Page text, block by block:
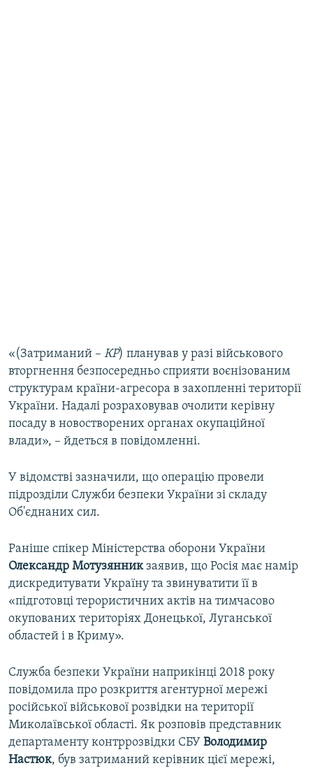
«(Затриманий – КР) планував у разі військового
вторгнення безпосередньо сприяти воєнізованим
структурам країни-агресора в захопленні території
України. Надалі розраховував очолити керівну
посаду в новостворених органах окупаційної
влади», – йдеться в повідомленні.
У відомстві зазначили, що операцію провели
підрозділи Служби безпеки України зі складу
Об'єднаних сил.
Раніше спікер Міністерства оборони України
Олександр Мотузянникзаявив, що Росія має намір
дискредитувати Україну та звинуватити її в
«підготовці терористичних актів на тимчасово
окупованих територіях Донецької, Луганської
областей і в Криму».
Служба безпеки України наприкінці 2018 року
повідомила про розкриття агентурної мережі
російської військової розвідки на території
Миколаївської області. Як розповів представник
департаменту контррозвідки СБУ Володимир
Настюк, був затриманий керівник цієї мережі,